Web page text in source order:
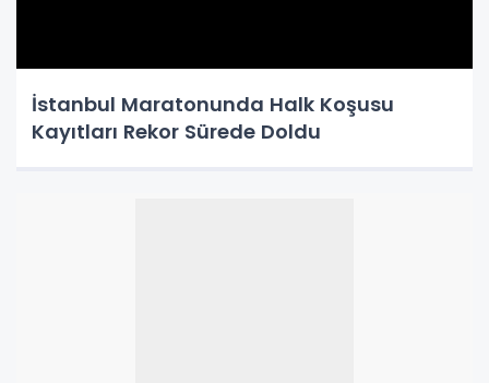
İstanbul Maratonunda Halk Koşusu
Kayıtları Rekor Sürede Doldu